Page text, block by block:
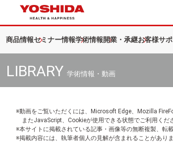
商品情報セミナー情報学術情報開業・承継お客様サ
LIBRARY 学術情報・動画
※動画をご覧いただくには、Microsoft Edge、Mozilla
またJavaScript、Cookieが使用できる状態でご利用くだ
※本サイトに掲載されている記事・画像等の無断複製、転載
※掲載内容には、執筆者個人の見解が含まれることがあり